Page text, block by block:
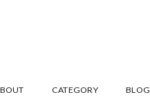
CATEGORY BLOG